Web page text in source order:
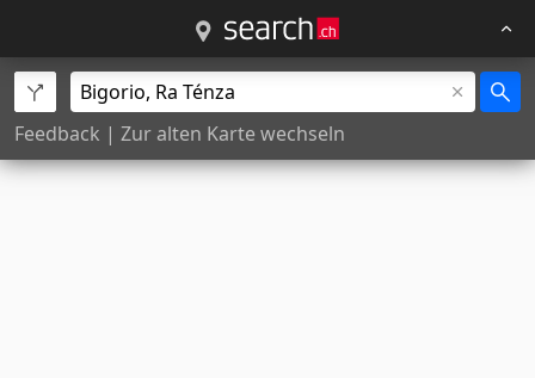
Feedback | Zur alten Karte wechseln